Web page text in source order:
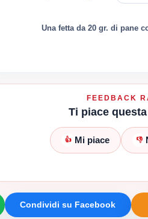
Una fetta da 20 gr. di pane
FEEDBACK
Ti piace
👍 Mi piace 👎
Condividi su Facebook